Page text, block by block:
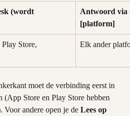
(wordt
Antwoord via
[platform]
Store,
Elk ander
moet de verbinding eerst in
Store en Play Store hebben
Voor andere open je de Lees op